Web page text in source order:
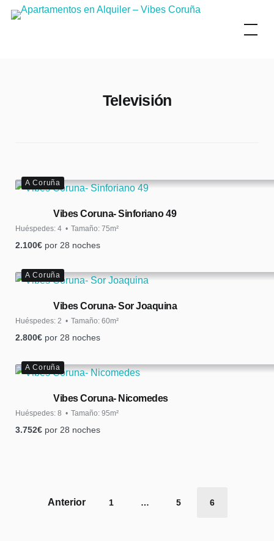
Skip
Televisión
A Coruña
Vibes Coruna- Sinforiano 49
Huéspedes: 4 Tamaño: 75m²
2.100€ por 28 noches
A Coruña
Vibes Coruna- Sor Joaquina
Huéspedes: 2 Tamaño: 60m²
2.800€ por 28 noches
A Coruña
Vibes Coruna- Nicomedes
Huéspedes: 8 Tamaño: 95m²
3.752€ por 28 noches
Paginación
1 … 5 6